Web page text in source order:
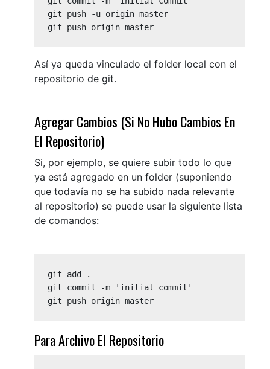
git push -u origin master
git push origin master
Así ya queda vinculado el folder local con el
repositorio de git.
Agregar Cambios (si No Hubo Cambios En
El Repositorio)
Si, por ejemplo, se quiere subir todo lo que
ya está agregado en un folder (suponiendo
que todavía no se ha subido nada relevante
al repositorio) se puede usar la siguiente lista
de comandos:
git add .
git commit -m 'initial commit'
git push origin master
Para Archivo El Repositorio